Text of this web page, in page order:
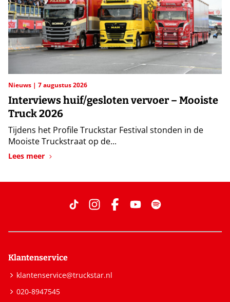
Nieuws 7 augustus 2026
Interviews huif/gesloten vervoer – Mooiste
Truck 2026
Tijdens het Profile Truckstar Festival stonden in de
Mooiste Truckstraat op de...
Lees meer
Klantenservice
klantenservice@truckstar.nl
020-8947545